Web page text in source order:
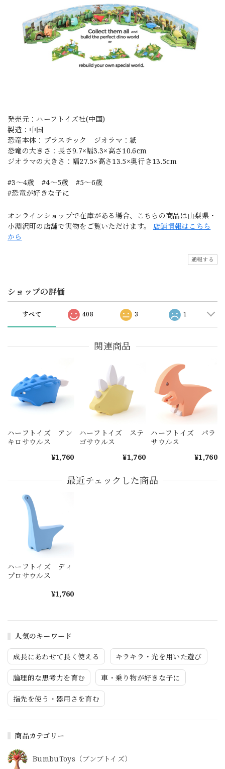
人気のキーワード
成長にあわせて長く使える キラキラ・光を用いた遊び
論理的な思考力を育む 車・乗り物が好きな子に
指先を使う・器用さを育む
商品カテゴリー
BumbuToys（ブンブトイズ）
発売元：ハーフトイズ社(中国)
製造：中国
恐竜本体：プラスチック ジオラマ：紙
恐竜の大きさ：長さ9.7×幅3.3×高さ10.6cm
ジオラマの大きさ：幅27.5×高さ13.5×奥行き13.5cm
#3～4歳 #4～5歳 #5～6歳
#恐竜が好きな子に
オンラインショップで在庫がある場合、こちらの商品は山梨県・
小淵沢町の店舗で実物をご覧いただけます。 店舗情報はこちら
から
通報する
ショップの評価
すべて 408 3 1
関連商品
ハーフトイズ アン
キロサウルス
¥1,760
ハーフトイズ ステ
ゴサウルス
¥1,760
ハーフトイズ パラ
サウルス
¥1,760
最近チェックした商品
ハーフトイズ ディ
プロサウルス
¥1,760